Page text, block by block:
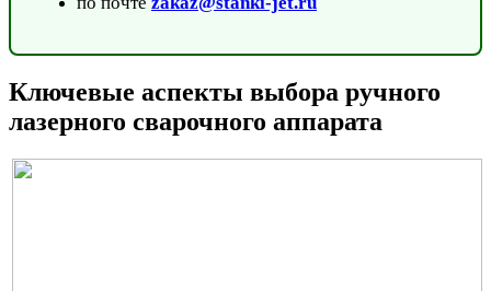
Ключевые аспекты выбора ручного
лазерного сварочного аппарата